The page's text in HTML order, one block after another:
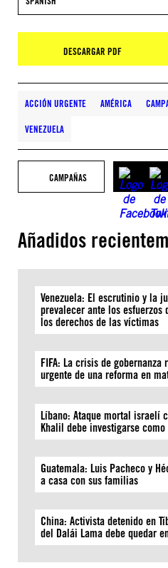
DESCARGAR PDF
ACCIÓN URGENTE AMÉRICA
VENEZUELA
CAMPAÑAS
Añadidos
Venezuela: El escrutinio y la
prevalecer ante los
los derechos de las víctimas
FIFA: La crisis de gobernanza
urgente de una reforma en
Líbano: Ataque mortal israelí
Khalil debe investigarse
Guatemala: Luis Pacheco y
a casa con sus familias
China: Activista detenido en
del Dalái Lama debe quedar